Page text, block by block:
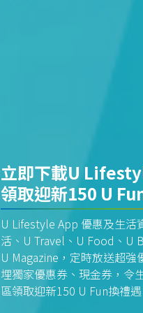
立即下載U
領取迎新150 U
U Lifestyle App 優惠及生活
活、U Travel、U Food、U
U Magazine，定時放送超
埋獨家優惠券、現金券，令
區領取迎新150 U Fun換禮遇